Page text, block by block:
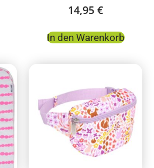
14,95 €
In den Warenkorb